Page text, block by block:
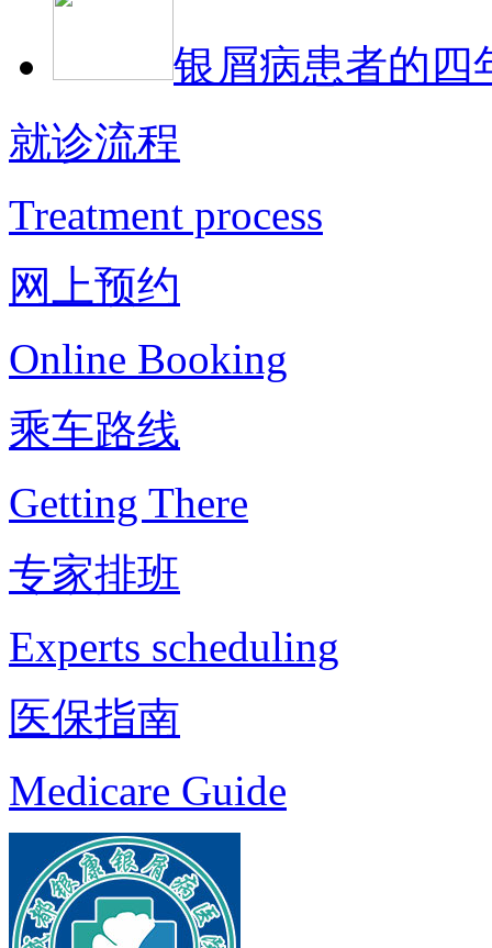
银屑病患者的四
就诊流程
Treatment process
网上预约
Online Booking
乘车路线
Getting There
专家排班
Experts scheduling
医保指南
Medicare Guide